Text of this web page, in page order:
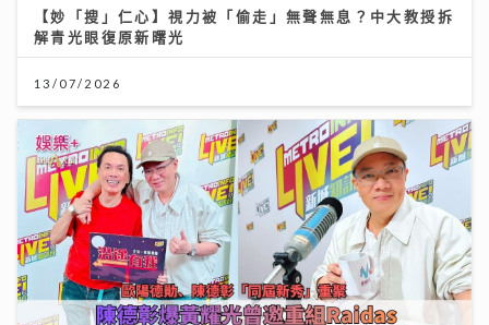
【妙「搜」仁心】視力被「偷走」無聲無息？中大教授拆
解青光眼復原新曙光
13/07/2026